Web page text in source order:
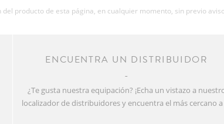
producto de esta página, en cualquier momento, sin previo
ENCUENTRA UN DISTRIBUIDOR
¿Te gusta nuestra equipación? ¡Echa un vistazo a
localizador de distribuidores y encuentra el más cercano